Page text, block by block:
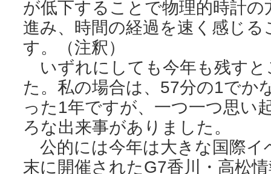
が低下することで物理的時計
進み、時間の経過を速く感じ
す。（注釈）
いずれにしても今年も残す
た。私の場合は、57分の1でか
った1年ですが、一つ一つ思い
ろな出来事がありました。
公的には今年は大きな国際イ
末に開催されたG7香川・高松